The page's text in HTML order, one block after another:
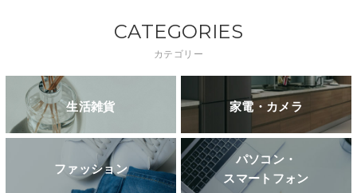
CATEGORIES
カテゴリー
生活雑貨 家電・カメラ
ファッション
パソコン・
スマートフォン